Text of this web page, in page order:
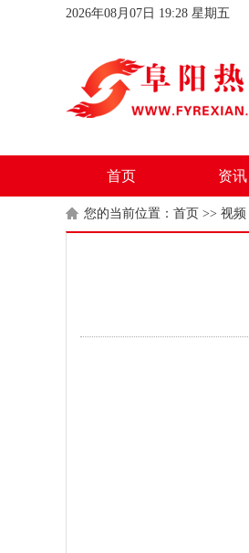
2026年08月07日 19:28 星期五
首页 资讯
您的当前位置： 首页 >> 视频